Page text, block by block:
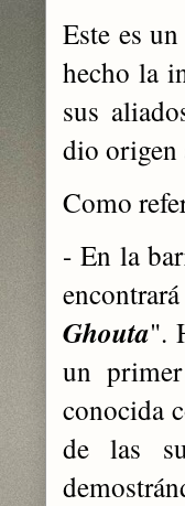
Este es
hecho la
sus
dio origen
Como
- En la
Ghouta".
un
conocida
de las